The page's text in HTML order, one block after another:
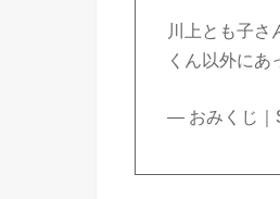
川上とも子さ
くん以外にあ
— おみくじ｜